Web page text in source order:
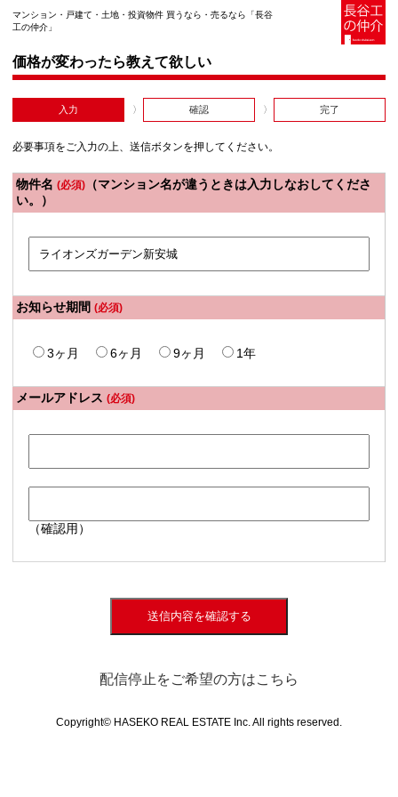
マンション・戸建て・土地・投資物件 買うなら・売るなら「長谷
工の仲介」
価格が変わったら教えて欲しい
入力 確認 完了
必要事項をご入力の上、送信ボタンを押してください。
物件名 (必須) （マンション名が違うときは入力しなおしてくださ
い。）
お知らせ期間 (必須)
3ヶ月 6ヶ月 9ヶ月 1年
メールアドレス (必須)
（確認用）
送信内容を確認する
配信停止をご希望の方はこちら
Copyright© HASEKO REAL ESTATE Inc. All rights reserved.